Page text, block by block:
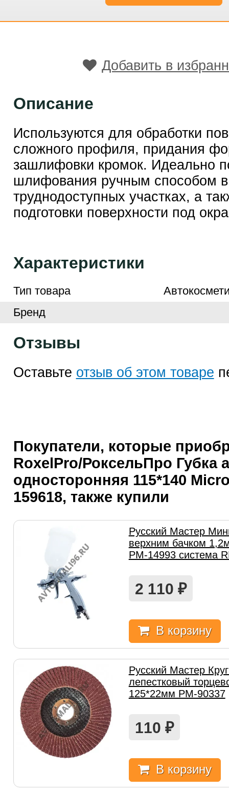
Добавить в
Описание
Используются для обработки
сложного профиля, придания
зашлифовки кромок. Идеально
шлифования ручным способом в
труднодоступных участках, а
подготовки поверхности под
Характеристики
Тип товара
Бренд
Отзывы
Оставьте отзыв об этом товаре
Покупатели, которые
RoxelPro/РоксельПро Губка
односторонняя 115*140
159618, также купили
Русский Мастер
верхним бачком
РМ-14993 система
2 110 ₽
В корзину
Русский Мастер
лепестковый
125*22мм РМ-90337
110 ₽
В корзину